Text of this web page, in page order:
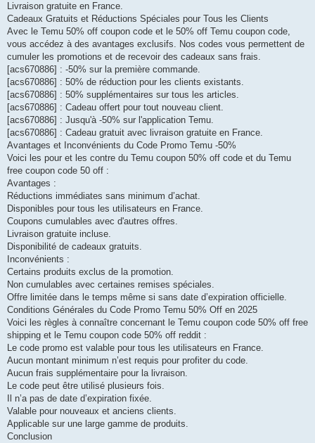
Livraison gratuite en France.
Cadeaux Gratuits et Réductions Spéciales pour Tous les Clients
Avec le Temu 50% off coupon code et le 50% off Temu coupon code,
vous accédez à des avantages exclusifs. Nos codes vous permettent de
cumuler les promotions et de recevoir des cadeaux sans frais.
[acs670886] : -50% sur la première commande.
[acs670886] : 50% de réduction pour les clients existants.
[acs670886] : 50% supplémentaires sur tous les articles.
[acs670886] : Cadeau offert pour tout nouveau client.
[acs670886] : Jusqu'à -50% sur l'application Temu.
[acs670886] : Cadeau gratuit avec livraison gratuite en France.
Avantages et Inconvénients du Code Promo Temu -50%
Voici les pour et les contre du Temu coupon 50% off code et du Temu
free coupon code 50 off :
Avantages :
Réductions immédiates sans minimum d’achat.
Disponibles pour tous les utilisateurs en France.
Coupons cumulables avec d'autres offres.
Livraison gratuite incluse.
Disponibilité de cadeaux gratuits.
Inconvénients :
Certains produits exclus de la promotion.
Non cumulables avec certaines remises spéciales.
Offre limitée dans le temps même si sans date d’expiration officielle.
Conditions Générales du Code Promo Temu 50% Off en 2025
Voici les règles à connaître concernant le Temu coupon code 50% off free
shipping et le Temu coupon code 50% off reddit :
Le code promo est valable pour tous les utilisateurs en France.
Aucun montant minimum n’est requis pour profiter du code.
Aucun frais supplémentaire pour la livraison.
Le code peut être utilisé plusieurs fois.
Il n’a pas de date d’expiration fixée.
Valable pour nouveaux et anciens clients.
Applicable sur une large gamme de produits.
Conclusion